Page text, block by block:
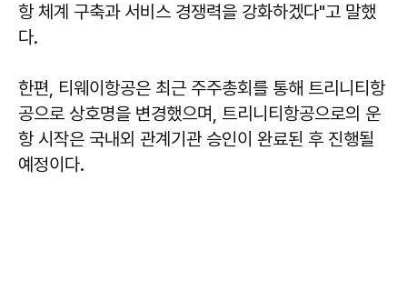
항 체계 구축과 서비스 경쟁력을 강화하겠다"고 말했
다.
한편, 티웨이항공은 최근 주주총회를 통해 트리니티항
공으로 상호명을 변경했으며, 트리니티항공으로의 운
항 시작은 국내외 관계기관 승인이 완료된 후 진행될
예정이다.